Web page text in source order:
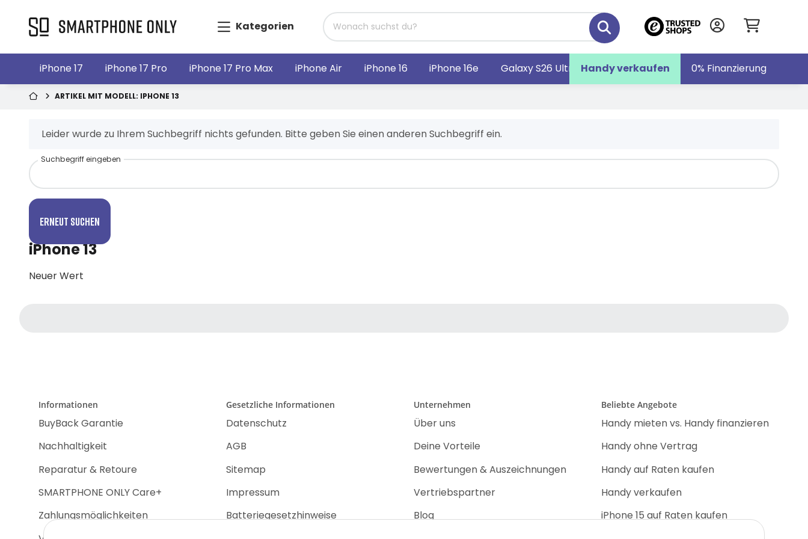
Kategorien
Handy verkaufen 0% Finanzierung
iPhone 17 iPhone 17 Pro iPhone 17 Pro Max iPhone Air iPhone 16 iPhone 16e Galaxy S26 Ultra Galaxy S26 Galaxy Z Fold7
ARTIKEL MIT MODELL: IPHONE 13
x
Leider wurde zu Ihrem Suchbegriff nichts gefunden. Bitte geben Sie einen anderen Suchbegriff ein.
Suchbegriff eingeben
Erneut suchen
iPhone 13
Neuer Wert
Informationen
BuyBack Garantie
Nachhaltigkeit
Reparatur & Retoure
SMARTPHONE ONLY Care+
Zahlungsmöglichkeiten
Gesetzliche Informationen
Datenschutz
AGB
Sitemap
Impressum
Batteriegesetzhinweise
Unternehmen
Über uns
Deine Vorteile
Bewertungen & Auszeichnungen
Vertriebspartner
Blog
Beliebte Angebote
Handy mieten vs. Handy finanzieren
Handy ohne Vertrag
Handy auf Raten kaufen
Handy verkaufen
iPhone 15 auf Raten kaufen